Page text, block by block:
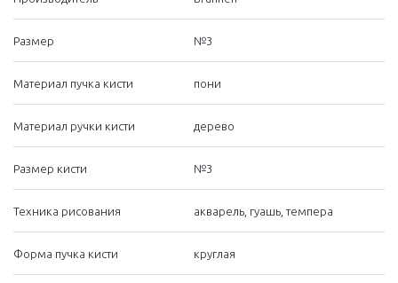
Размер №3
Материал пучка кисти пони
Материал ручки кисти дерево
Размер кисти №3
Техника рисования акварель, гуашь, темпера
Форма пучка кисти круглая